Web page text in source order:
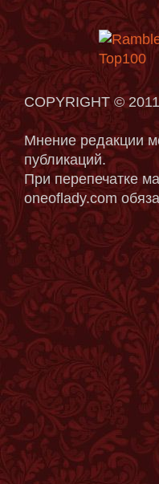
COPYRIGHT ©
Мнение редакции
публикаций.
При перепечатке
oneoflady.com